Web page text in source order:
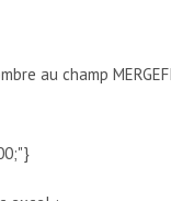
au champ